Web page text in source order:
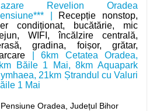
Revelion Oradea
| Recepție nonstop,
condiționat, bucătărie, mic
WIFI, încălzire centrală,
gradina, foișor, grătar,
| 6km Cetatea Oradea,
Băile 1 Mai, 8km Aquapark
21km Ștrandul cu Valuri
1 Mai
Pensiune Oradea,Județul Bihor